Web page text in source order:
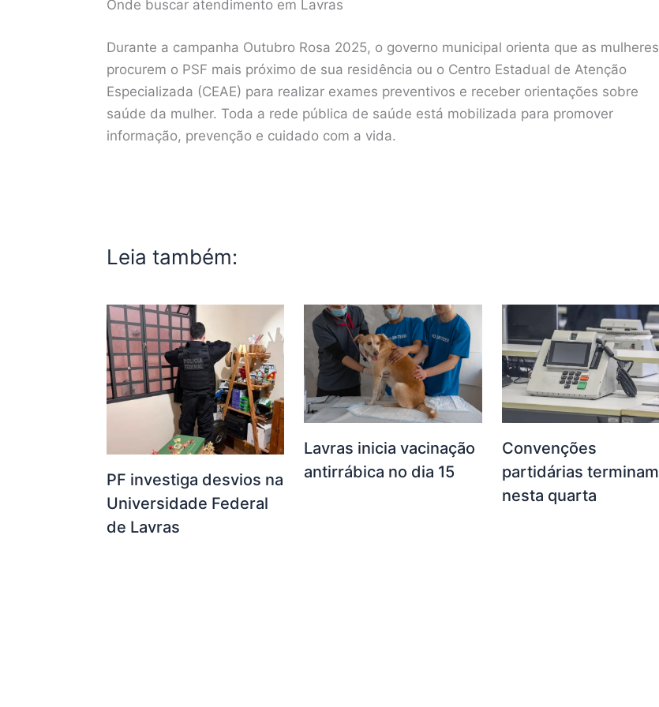
Onde buscar atendimento em Lavras
Durante a campanha Outubro Rosa 2025, o governo municipal orienta que as mulheres
procurem o PSF mais próximo de sua residência ou o Centro Estadual de Atenção
Especializada (CEAE) para realizar exames preventivos e receber orientações sobre
saúde da mulher. Toda a rede pública de saúde está mobilizada para promover
informação, prevenção e cuidado com a vida.
Leia também:
PF investiga desvios na
Universidade Federal
de Lavras
Lavras inicia vacinação
antirrábica no dia 15
Convenções
partidárias terminam
nesta quarta